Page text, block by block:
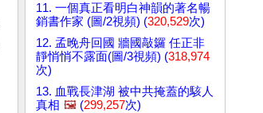
11. 一個真正看明白神韻的著名暢
銷書作家 (圖/2視頻) (320,529次)
12. 孟晚舟回國 牆國敲鑼 任正非
靜悄悄不露面(圖/3視頻) (318,974
次)
13. 血戰長津湖 被中共掩蓋的駭人
真相 🖼️ (299,257次)